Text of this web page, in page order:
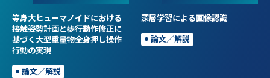
等身大ヒューマノイドにおける
接触姿勢計画と歩行動作修正に
基づく大型重量物全身押し操作
行動の実現
論文／解説
深層学習による画像認識
論文／解説